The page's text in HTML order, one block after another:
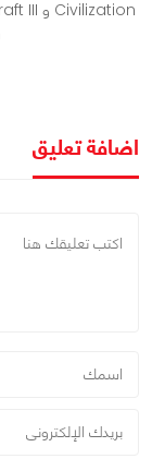
اضافة تعليق